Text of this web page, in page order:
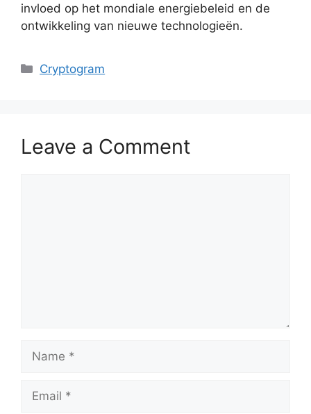
invloed op het mondiale energiebeleid en de
ontwikkeling van nieuwe technologieën.
Categories
Cryptogram
Leave a Comment